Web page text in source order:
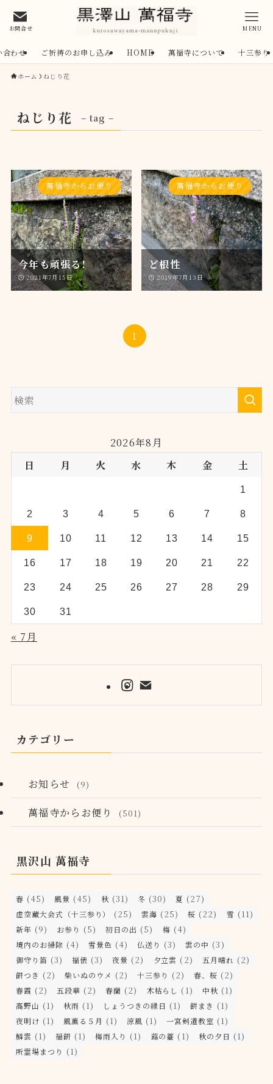
お問合せ MENU
合わせ ご祈祷のお申し込み HOME 萬福寺について 十三参り
ホーム ねじり花
ねじり花 – tag –
萬福寺からお便り
今年も頑張る!
2021年7月15日
萬福寺からお便り
ど根性
2019年7月13日
1
2026年8月
日
月 火 水 木 金 土
1
2 3 4 5 6 7 8
9 10 11 12 13 14 15
16 17 18 19 20 21 22
23 24 25 26 27 28 29
30 31
« 7月
カテゴリー
お知らせ (9)
萬福寺からお便り (501)
黒沢山 萬福寺
春 (45) 風景 (45) 秋 (31) 冬 (30) 夏 (27)
虚空蔵大会式（十三参り） (25) 雲海 (25) 桜 (22) 雪 (11)
新年 (9) お参り (5) 初日の出 (5) 梅 (4)
境内のお掃除 (4) 雪景色 (4) 仏送り (3) 雲の中 (3)
御守り笛 (3) 福俵 (3) 夜景 (2) 夕立雲 (2) 五月晴れ (2)
餅つき (2) 柴いぬのウメ (2) 十三参り (2) 春、桜 (2)
春霞 (2) 五段華 (2) 春蘭 (2) 木枯らし (1) 中秋 (1)
高野山 (1) 秋雨 (1) しょうつきの縁日 (1) 餅まき (1)
夜明け (1) 風薫る５月 (1) 涼風 (1) 一宮剣道教室 (1)
鱗雲 (1) 福餅 (1) 梅雨入り (1) 蕗の薹 (1) 秋の夕日 (1)
所霊場まつり (1)